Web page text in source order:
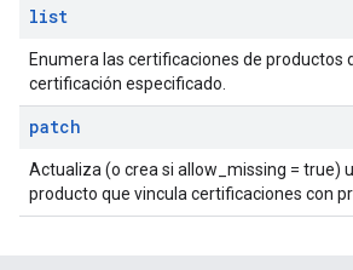
list
Enumera las certificaciones de productos
certificación especificado.
patch
Actualiza (o crea si allow_missing = true)
producto que vincula certificaciones con